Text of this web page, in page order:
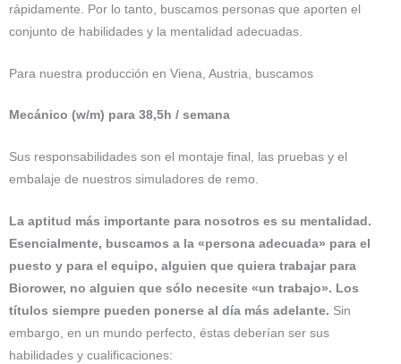
rápidamente. Por lo tanto, buscamos personas que aporten el
conjunto de habilidades y la mentalidad adecuadas.
Para nuestra producción en Viena, Austria, buscamos
Mecánico (w/m) para 38,5h / semana
Sus responsabilidades son el montaje final, las pruebas y el
embalaje de nuestros simuladores de remo.
La aptitud más importante para nosotros es su mentalidad.
Esencialmente, buscamos a la «persona adecuada» para el
puesto y para el equipo, alguien que quiera trabajar para
Biorower, no alguien que sólo necesite «un trabajo». Los
títulos siempre pueden ponerse al día más adelante. Sin
embargo, en un mundo perfecto, éstas deberían ser sus
habilidades y cualificaciones: